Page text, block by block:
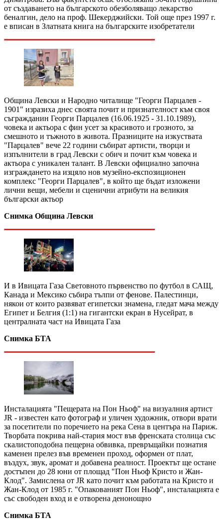
от създаването на българското обезболяващо лекарство
беналгин, дело на проф. Шекерджийски. Той още през 1997 г.
е вписан в Златната книга на българските изобретатели
Община Левски и Народно читалище "Георги Парцалев -
1901" изразиха днес своята почит и признателност към своя
съгражданин Георги Парцалев (16.06.1925 - 31.10.1989),
човека и актьора с фин усет за красивото и грозното, за
смешното и тъжното в живота. Празниците на изкуствата
"Парцалев" вече 22 години събират артисти, творци и
изпълнители в град Левски с обич и почит към човека и
актьора с уникален талант. В Левски официално започна
изграждането на изцяло нов музейно-експозиционен
комплекс "Георги Парцалев", в който ще бъдат изложени
лични вещи, мебели и сценични атрибути на великия
български актьор
Снимка Община Левски
И в Ивицата Газа Световното първенство по футбол в САЩ,
Канада и Мексико събира тълпи от фенове. Палестинци,
някои от които развяват египетски знамена, гледат мача между
Египет и Белгия (1:1) на гигантски екран в Нусейрат, в
централната част на Ивицата Газа
Снимка БТА
Инсталацията "Пещерата на Пон Ньоф" на визуалния артист
JR - известен като фотограф и уличен художник, отвори врати
за посетители по поречието на река Сена в центъра на Париж.
Творбата покрива най-стария мост във френската столица със
скалистоподобна пещерна обвивка, превръщайки познатия
каменен прелез във временен проход, оформен от плат,
въздух, звук, аромат и добавена реалност. Проектът ще остане
достъпен до 28 юни от площад "Пон Ньоф Кристо и Жан-
Клод". Замислена от JR като почит към работата на Кристо и
Жан-Клод от 1985 г. "Опакованият Пон Ньоф", инсталацията е
със свободен вход и е отворена денонощно
Снимка БТА